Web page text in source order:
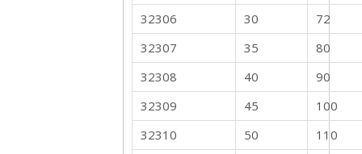
32306
30
72
32307
35
80
32308
40
90
32309
45
100
32310
50
110